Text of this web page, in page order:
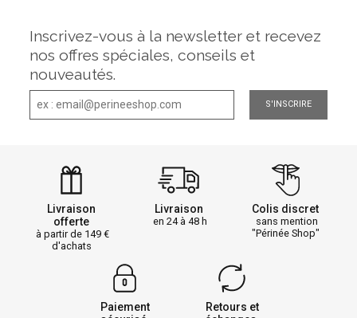
Inscrivez-vous à la newsletter et recevez
nos offres spéciales, conseils et
nouveautés.
S'INSCRIRE
Livraison
offerte
à partir de 149
d'achats
Livraison
en 24 à 48 h
Colis discret
sans mention
"Périnée Shop"
Paiement
Retours et